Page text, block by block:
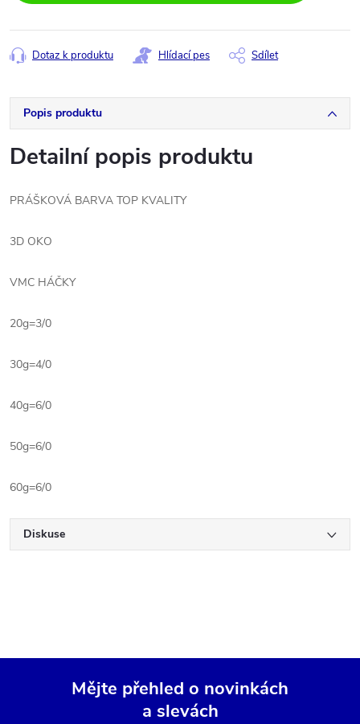
Dotaz k produktu Hlídací pes Sdílet
Popis produktu
Detailní popis produktu
PRÁŠKOVÁ BARVA TOP KVALITY
3D OKO
VMC HÁČKY
20g=3/0
30g=4/0
40g=6/0
50g=6/0
60g=6/0
Diskuse
Mějte přehled o novinkách
a slevách